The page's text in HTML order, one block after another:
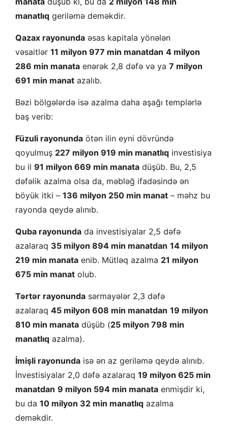
manatlıq geriləmə deməkdir.
Qazax rayonunda əsas kapitala yönələn
vəsaitlər 11 milyon 977 min manatdan 4 milyon
286 min manata enərək 2,8 dəfə və ya 7 milyon
691 min manat azalıb.
Bəzi bölgələrdə isə azalma daha aşağı templərlə
baş verib:
Füzuli rayonunda ötən ilin eyni dövründə
qoyulmuş 227 milyon 919 min manatlıq investisiya
bu il 91 milyon 669 min manata düşüb. Bu, 2,5
dəfəlik azalma olsa da, məbləğ ifadəsində ən
böyük itki – 136 milyon 250 min manat – məhz bu
rayonda qeydə alınıb.
Quba rayonunda da investisiyalar 2,5 dəfə
azalaraq 35 milyon 894 min manatdan 14 milyon
219 min manata enib. Mütləq azalma 21 milyon
675 min manat olub.
Tərtər rayonunda sərmayələr 2,3 dəfə
azalaraq 45 milyon 608 min manatdan 19 milyon
810 min manata düşüb (25 milyon 798 min
manatlıq azalma).
İmişli rayonunda isə ən az geriləmə qeydə alınıb.
İnvestisiyalar 2,0 dəfə azalaraq 19 milyon 625 min
manatdan 9 milyon 594 min manata enmişdir ki,
bu da 10 milyon 32 min manatlıq azalma
deməkdir.